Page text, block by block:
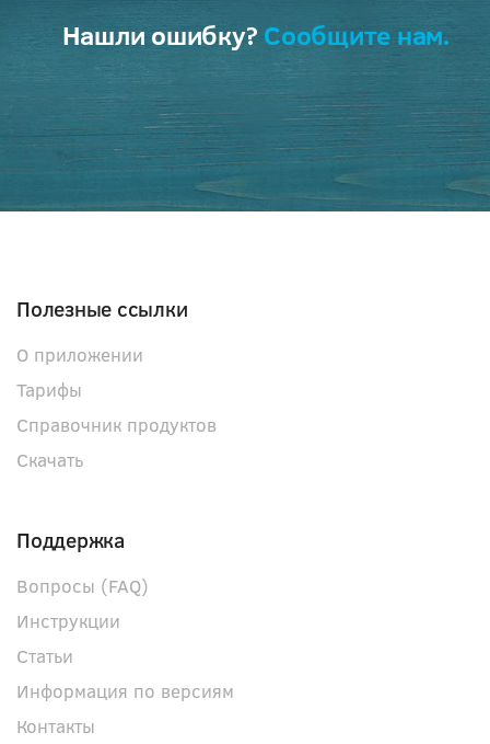
Нашли ошибку?Сообщите нам.
Полезные ссылки
О приложении
Тарифы
Справочник продуктов
Скачать
Поддержка
Вопросы (FAQ)
Инструкции
Статьи
Информация по версиям
Контакты